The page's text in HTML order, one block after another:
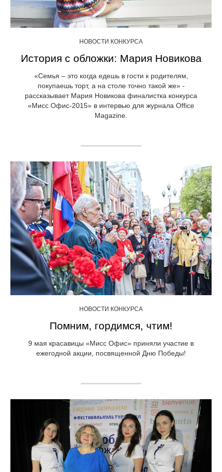
НОВОСТИ КОНКУРСА
История с обложки: Мария Новикова
«Семья – это когда едешь в гости к родителям,
покупаешь торт, а на столе точно такой же» -
рассказывает Мария Новикова финалистка конкурса
«Мисс Офис-2015» в интервью для журнала Office
Magazine.
НОВОСТИ КОНКУРСА
Помним, гордимся, чтим!
9 мая красавицы «Мисс Офис» приняли участие в
ежегодной акции, посвященной Дню Победы!